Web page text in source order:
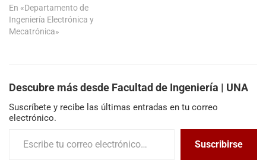
En «Departamento de
Ingeniería Electrónica y
Mecatrónica»
Descubre más desde Facultad de Ingeniería | UNA
Suscríbete y recibe las últimas entradas en tu correo
electrónico.
Suscribirse